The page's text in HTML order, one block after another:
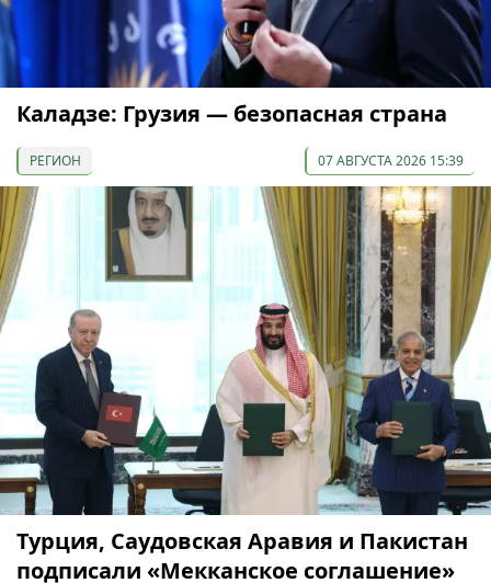
Каладзе: Грузия — безопасная страна
РЕГИОН 07 АВГУСТА 2026 15:39
Турция, Саудовская Аравия и Пакистан
подписали «Мекканское соглашение»